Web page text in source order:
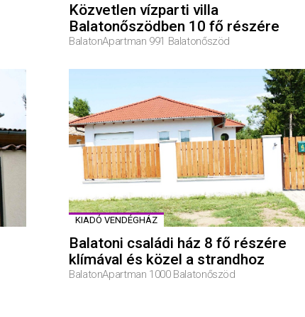
Közvetlen vízparti villa
Balatonőszödben 10 fő részére
BalatonApartman 991 Balatonőszöd
KIADÓ VENDÉGHÁZ
Balatoni családi ház 8 fő részére
klímával és közel a strandhoz
BalatonApartman 1000 Balatonőszöd